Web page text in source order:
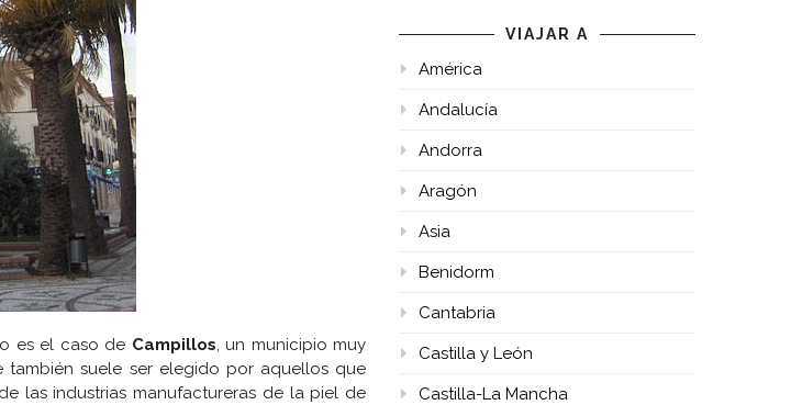
es el caso de Campillos, un municipio muy
suele ser elegido por aquellos que
las industrias manufactureras de la piel de
VIAJAR A
América
Andalucía
Andorra
Aragón
Asia
Benidorm
Cantabria
Castilla y León
Castilla-La Mancha